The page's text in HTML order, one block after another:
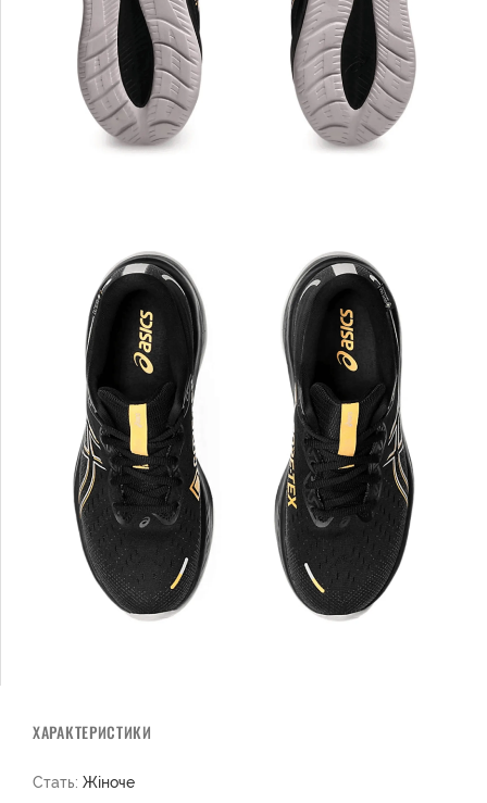
ХАРАКТЕРИСТИКИ
Стать: Жіноче